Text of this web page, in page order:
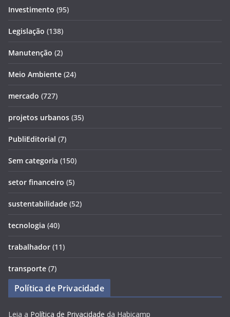
Investimento (95)
Legislação (138)
Manutenção (2)
Meio Ambiente (24)
mercado (727)
projetos urbanos (35)
PubliEditorial (7)
Sem categoria (150)
setor financeiro (5)
sustentabilidade (52)
tecnologia (40)
trabalhador (11)
transporte (7)
Política de Privacidade
Leia a Política de Privacidade da Habicamp